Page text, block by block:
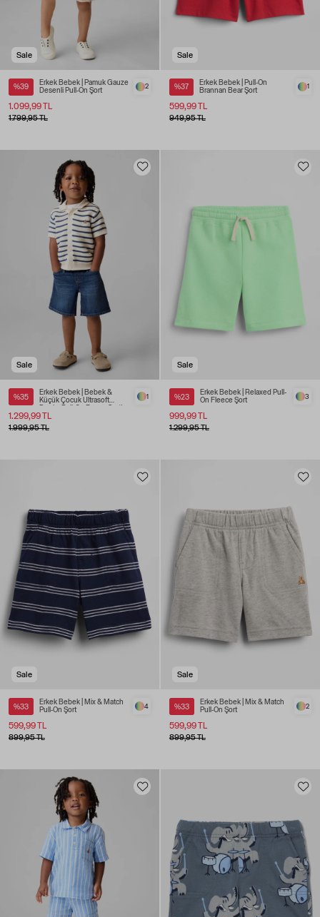
Sale
%39
Erkek Bebek | Pamuk Gauze
Desenli Pull-On Şort
1.099,99 TL
2
1.799,95 TL
Sale
%37
Erkek Bebek | Pull-On
Brannan Bear Şort
599,99 TL
1
949,95 TL
Sale
%35
Erkek Bebek | Bebek &
Küçük Çocuk Ultrasoft
Denim Pull-On Baggy Şortlar
1.299,99 TL
1
1.999,95 TL
Sale
%23
Erkek Bebek | Relaxed Pull-
On Fleece Şort
999,99 TL
3
1.299,95 TL
Sale
%33
Erkek Bebek | Mix & Match
Pull-On Şort
599,99 TL
4
899,95 TL
Sale
%33
Erkek Bebek | Mix & Match
Pull-On Şort
599,99 TL
2
899,95 TL